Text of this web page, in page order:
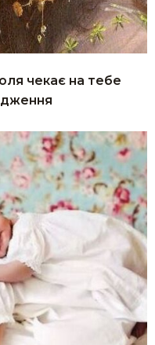
чекає на тебе